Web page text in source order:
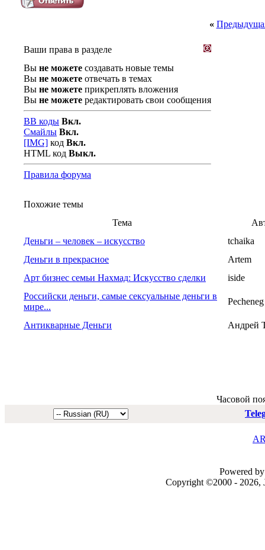
«
Ваши права в разделе
Вы не можете создавать новые темы
Вы не можете отвечать в темах
Вы не можете прикреплять вложения
Вы не можете редактировать свои сообщения
BB коды Вкл.
Смайлы Вкл.
[IMG] код Вкл.
HTML код Выкл.
Правила форума
Похожие темы
Тема
Деньги – человек – искусство
tchaika
Деньги в прекрасное
Artem
Арт бизнес семьи Нахмад: Искусство сделки
iside
Российски деньги, самые сексуальные деньги в
мире...
Pecheneg
Антикварные Деньги Андрей
Часовой
Powered
Copyright ©2000 - 2026,